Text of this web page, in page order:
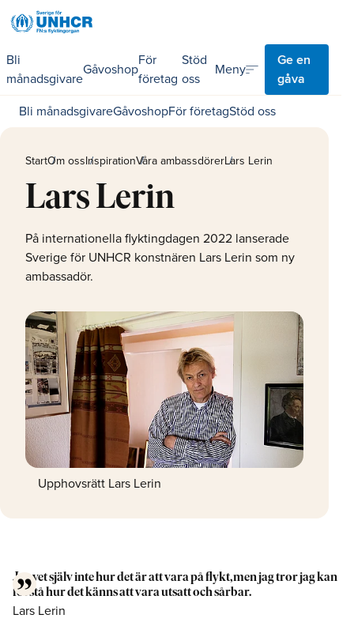
Bli
månadsgivare
Gåvoshop
För
företag
Stöd
oss
Menysort
Ge en
gåva
Bli månadsgivareGåvoshopFör företagStöd oss
StartOm ossInspirationVåra ambassdörerLars Lerin
Lars Lerin
På internationella flyktingdagen 2022 lanserade
Sverige för UNHCR konstnären Lars Lerin som ny
ambassadör.
Upphovsrätt Lars Lerin
Jag vet själv inte hur det är att vara på flykt, men jag tror jag kan
förstå hur det känns att vara utsatt och sårbar.
Lars Lerin